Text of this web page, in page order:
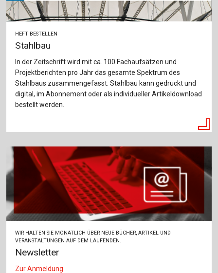
HEFT BESTELLEN
Stahlbau
In der Zeitschrift wird mit ca. 100 Fachaufsätzen und
Projektberichten pro Jahr das gesamte Spektrum des
Stahlbaus zusammengefasst. Stahlbau kann gedruckt und
digital, im Abonnement oder als individueller Artikeldownload
bestellt werden.
WIR HALTEN SIE MONATLICH ÜBER NEUE BÜCHER, ARTIKEL UND
VERANSTALTUNGEN AUF DEM LAUFENDEN.
Newsletter
Zur Anmeldung